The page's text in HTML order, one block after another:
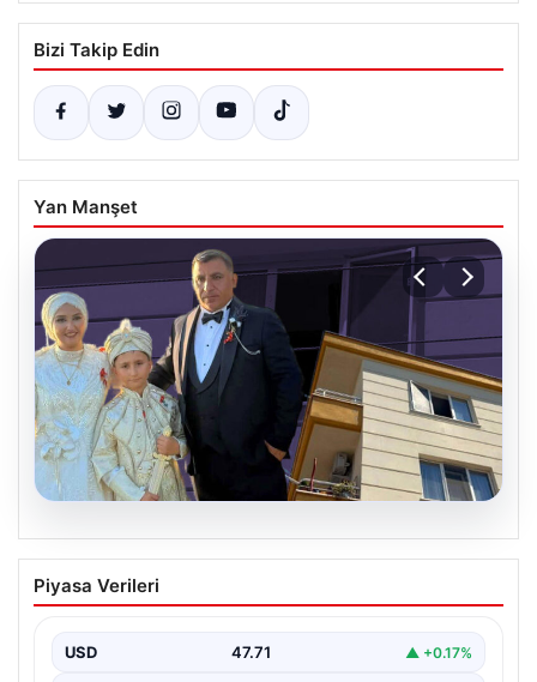
Bizi Takip Edin
Yan Manşet
06.08.2026
Çanakkale’de böcek ilaçlaması felakete
dönüştü. Yusuf öldü, annesi yoğun
Piyasa Verileri
USD 47.71 ▲ +0.17%